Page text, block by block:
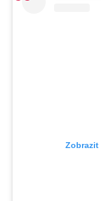
Zobrazit